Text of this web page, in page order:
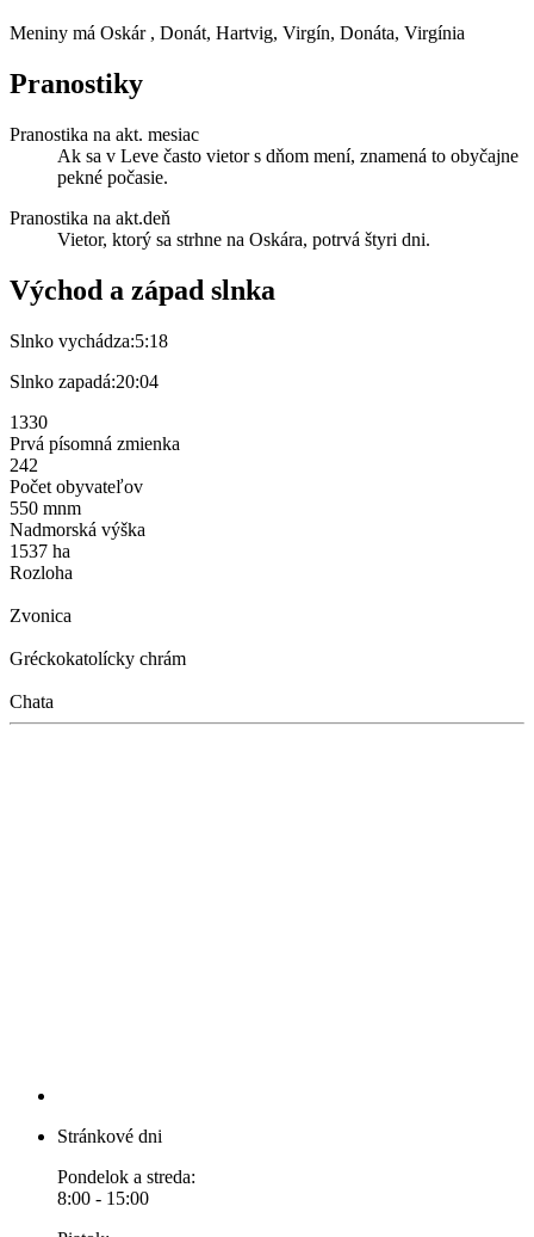
Meniny má Oskár , Donát, Hartvig, Virgín, Donáta, Virgínia
Pranostiky
Pranostika na akt. mesiac
Ak sa v Leve často vietor s dňom mení, znamená to obyčajne
pekné počasie.
Pranostika na akt.deň
Vietor, ktorý sa strhne na Oskára, potrvá štyri dni.
Východ a západ slnka
Slnko vychádza:5:18
Slnko zapadá:20:04
1330
Prvá písomná zmienka
242
Počet obyvateľov
550 mnm
Nadmorská výška
1537 ha
Rozloha
Zvonica
Gréckokatolícky chrám
Chata
Stránkové dni
Pondelok a streda:
8:00 - 15:00